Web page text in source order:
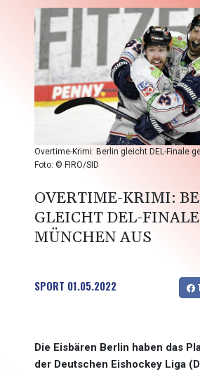
Overtime-Krimi: Berlin gleicht DEL-Finale
Foto: © FIRO/SID
OVERTIME-KRIMI:
GLEICHT DEL-
MÜNCHEN AUS
SPORT 01.05.2022
Die Eisbären Berlin haben das
der Deutschen Eishockey Liga